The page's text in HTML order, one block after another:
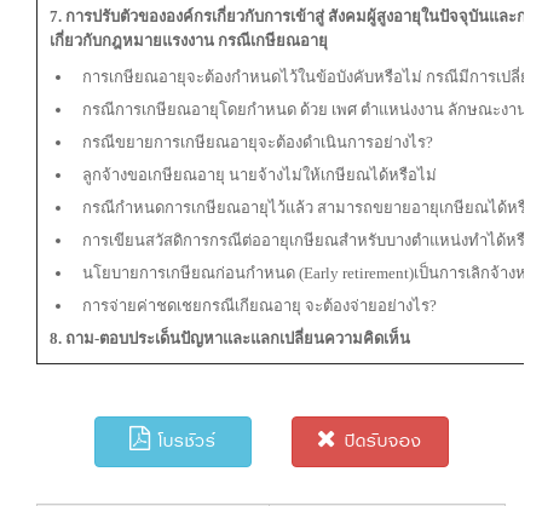
7. การปรับตัวขององค์กรเกี่ยวกับการเข้าสู่ สังคมผู้สูงอายุในปัจจุบันและกา
เกี่ยวกับกฎหมายแรงงาน กรณีเกษียณอายุ
การเกษียณอายุจะต้องกำหนดไว้ในข้อบังคับหรือไม่ กรณีมีการเปลี่ย
กรณีการเกษียณอายุโดยกำหนด ด้วย เพศ ตำแหน่งงาน ลักษณะงาน
กรณีขยายการเกษียณอายุจะต้องดำเนินการอย่างไร?
ลูกจ้างขอเกษียณอายุ นายจ้างไม่ให้เกษียณได้หรือไม่
กรณีกำหนดการเกษียณอายุไว้แล้ว สามารถขยายอายุเกษียณได้หรือ
การเขียนสวัสดิการกรณีต่ออายุเกษียณสำหรับบางตำแหน่งทำได้หรือ
นโยบายการเกษียณก่อนกำหนด (Early retirement)เป็นการเลิกจ้างหรื
การจ่ายค่าชดเชยกรณีเกียณอายุ จะต้องจ่ายอย่างไร?
8. ถาม-ตอบประเด็นปัญหาและแลกเปลี่ยนความคิดเห็น
โบรชัวร์ ปิดรับจอง